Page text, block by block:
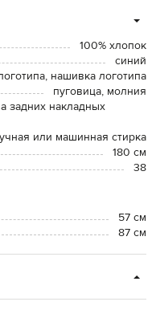
100% хлопок
синий
нашивка логотипа
пуговица, молния
задних накладных
или машинная стирка
180 см
38
57 см
87 см